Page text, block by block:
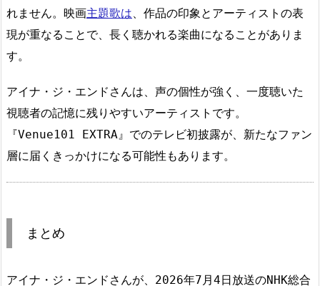
れません。映画主題歌は 、作品の印象とアーティストの表
現が重なることで、長く聴かれる楽曲になることがありま
す。
アイナ・ジ・エンドさんは、声の個性が強く、一度聴いた
視聴者の記憶に残りやすいアーティストです。
『Venue101 EXTRA』でのテレビ初披露が、新たなファン
層に届くきっかけになる可能性もあります。
まとめ
アイナ・ジ・エンドさんが、2026年7月4日放送のNHK総合